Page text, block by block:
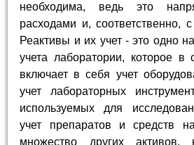
необходима, ведь это
расходами и, соответственно,
Реактивы и их учет - это одно
учета лаборатории, которое
включает в себя учет
учет лабораторных
используемых для
учет препаратов и средств
множество других активов,